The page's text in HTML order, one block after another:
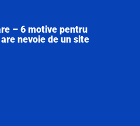
– 6 motive pentru
nevoie de un site